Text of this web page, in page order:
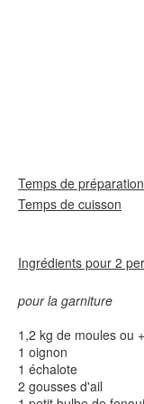
Temps de préparation
Temps de cuisson
Ingrédients pour 2
pour la garniture
1,2 kg de moules ou
1 oignon
1 échalote
2 gousses d'ail
concombre et au